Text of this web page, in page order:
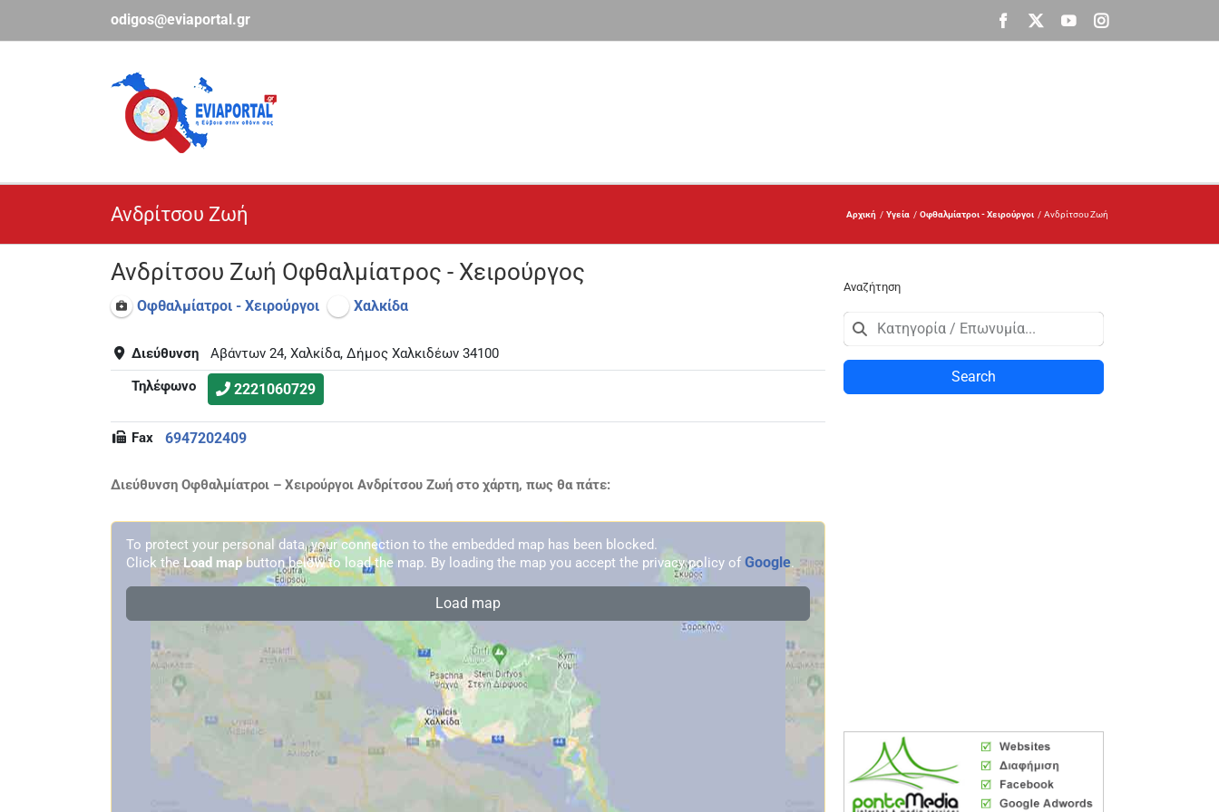
περιεχόμενο
odigos@eviaportal.gr Facebook
X YouTubeInstagram
Ανδρίτσου Ζωή Αρχική Υγεία Οφθαλμίατροι - Χειρούργοι Ανδρίτσου Ζωή
Ανδρίτσου Ζωή Οφθαλμίατρος - Χειρούργος
Οφθαλμίατροι - Χειρούργοι Χαλκίδα
Διεύθυνση
Αβάντων 24, Χαλκίδα, Δήμος Χαλκιδέων 34100
Τηλέφωνο
2221060729
Fax 6947202409
Διεύθυνση Οφθαλμίατροι – Χειρούργοι Ανδρίτσου Ζωή στο χάρτη, πως θα πάτε:
To protect your personal data, your connection to the embedded map has been blocked.
Click the Load mapbutton below to load the map. By loading the map you accept the privacy policy of Google.
Load map
Αναζήτηση
Search